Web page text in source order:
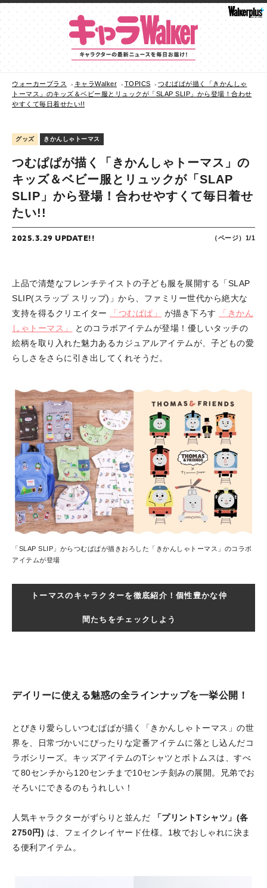
ウォーカープラス キャラWalker TOPICS
つむぱぱが描く「きかんしゃ
トーマス」のキッズ＆ベビー服とリュックが「SLAP SLIP」から登場！合わせ
やすくて毎日着せたい!!
グッズ きかんしゃトーマス
つむぱぱが描く「きかんしゃトーマス」の
キッズ＆ベビー服とリュックが「SLAP
SLIP」から登場！合わせやすくて毎日着せ
たい!!
2025.3.29 UPDATE!! （ページ）1/1
上品で清楚なフレンチテイストの子ども服を展開する「SLAP
SLIP(スラップ スリップ)」から、ファミリー世代から絶大な
支持を得るクリエイター
「つむぱぱ」 が描き下ろす
「きかん
しゃトーマス」
とのコラボアイテムが登場！優しいタッチの
絵柄を取り入れた魅力あるカジュアルアイテムが、子どもの愛
らしさをさらに引き出してくれそうだ。
「SLAP SLIP」からつむぱぱが描きおろした「きかんしゃトーマス」のコラボ
アイテムが登場
トーマスのキャラクターを徹底紹介！個性豊かな仲
間たちをチェックしよう
デイリーに使える魅惑の全ラインナップを一挙公開！
とびきり愛らしいつむぱぱが描く「きかんしゃトーマス」の世
界を、日常づかいにぴったりな定番アイテムに落とし込んだコ
ラボシリーズ。キッズアイテムのTシャツとボトムスは、すべ
て80センチから120センチまで10センチ刻みの展開。兄弟でお
そろいにできるのもうれしい！
人気キャラクターがずらりと並んだ
「プリントTシャツ」(各
2750円) は、フェイクレイヤード仕様。1枚でおしゃれに決ま
る便利アイテム。